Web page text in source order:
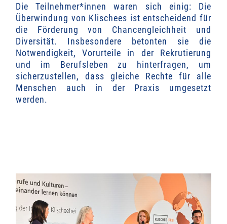
Die Teilnehmer*innen waren sich einig: Die
Überwindung von Klischees ist entscheidend für
die Förderung von Chancengleichheit und
Diversität. Insbesondere betonten sie die
Notwendigkeit, Vorurteile in der Rekrutierung
und im Berufsleben zu hinterfragen, um
sicherzustellen, dass gleiche Rechte für alle
Menschen auch in der Praxis umgesetzt
werden.